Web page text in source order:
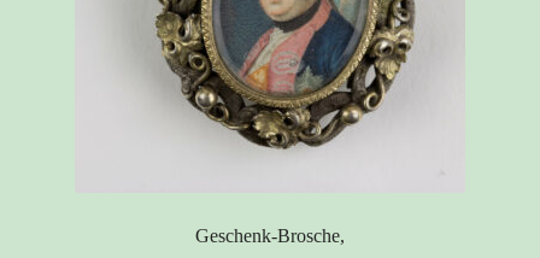
Geschenk-Brosche,